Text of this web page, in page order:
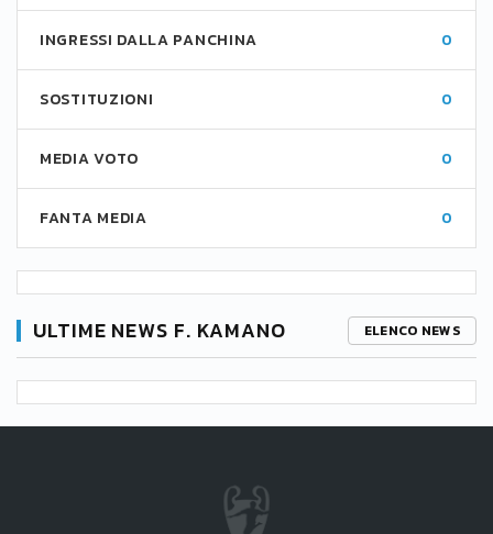
INGRESSI DALLA PANCHINA 0
SOSTITUZIONI 0
MEDIA VOTO 0
FANTA MEDIA 0
ULTIME NEWS F. KAMANO ELENCO NEWS